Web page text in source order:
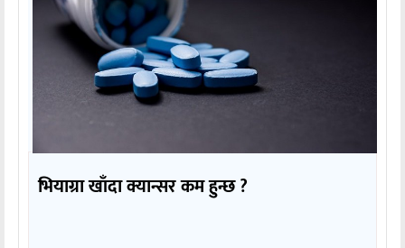
भियाग्रा खाँदा क्यान्सर कम हुन्छ ?